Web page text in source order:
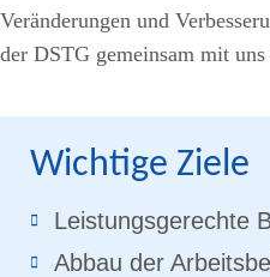
Veränderungen und
der DSTG gemeinsam mit
Wichtige Ziele
Leistungsgerechte
Abbau der